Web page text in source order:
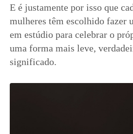
E é justamente por isso que
mulheres têm escolhido fazer
em estúdio para celebrar o
uma forma mais leve,
significado.